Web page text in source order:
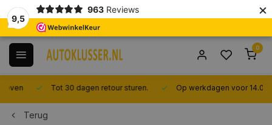
9,5
963 Reviews ×
0
Tot 30 dagen retour sturen. Op werkdagen voor 14.00 uur
Terug